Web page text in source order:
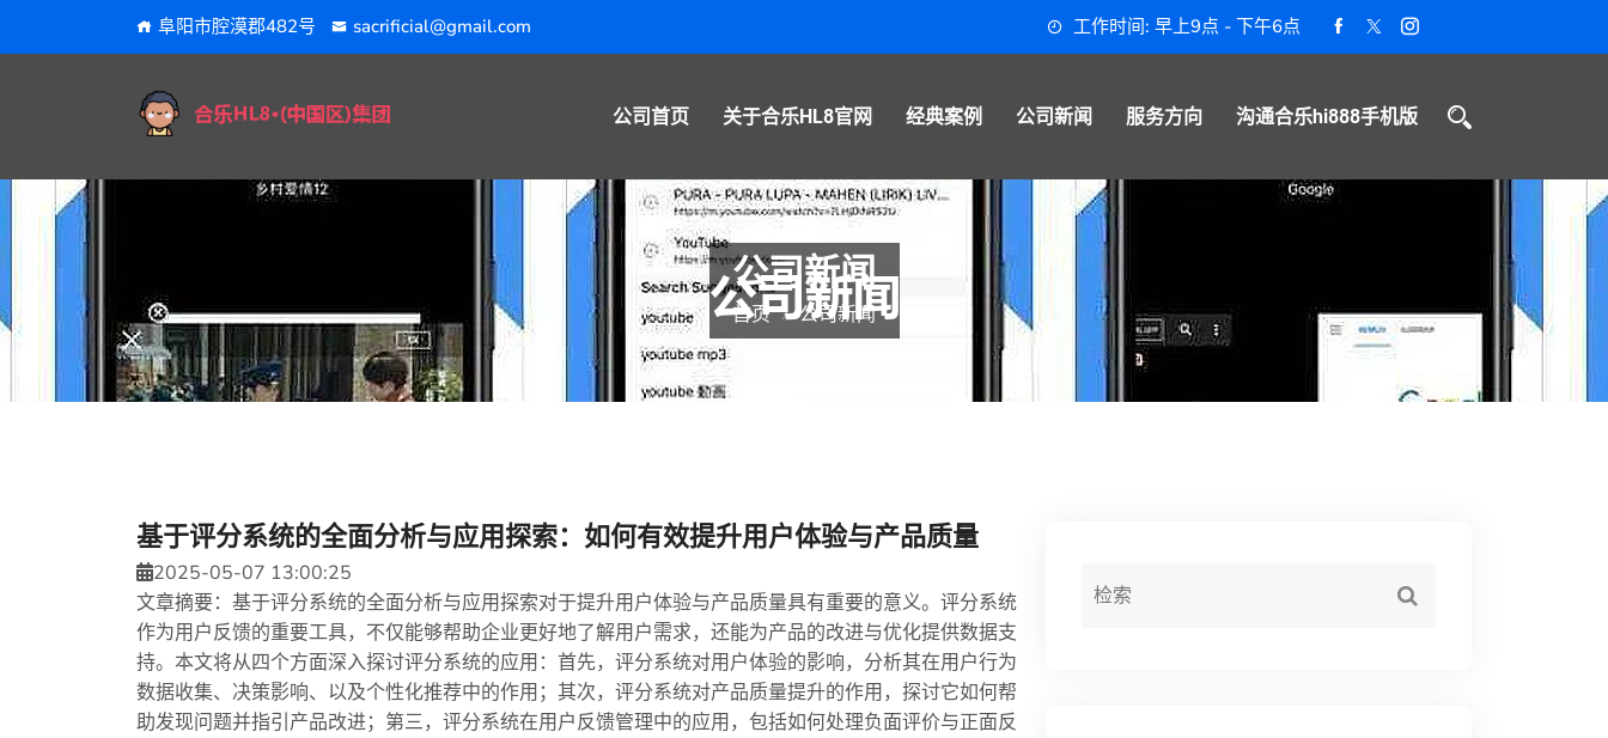
阜阳市腔漠郡482号 sacrificial@gmail.com 工作时间: 早上9点 - 下午6点
公司首页 关于合乐HL8官网 经典案例 公司新闻 服务方向 沟通合乐hi888手机版
公司新闻
首页 公司新闻
基于评分系统的全面分析与应用探索：如何有效提升用户体验与产品质量
2025-05-07 13:00:25
文章摘要：基于评分系统的全面分析与应用探索对于提升用户体验与产品质量具有重要的意义。评分系统
作为用户反馈的重要工具，不仅能够帮助企业更好地了解用户需求，还能为产品的改进与优化提供数据支
持。本文将从四个方面深入探讨评分系统的应用：首先，评分系统对用户体验的影响，分析其在用户行为
数据收集、决策影响、以及个性化推荐中的作用；其次，评分系统对产品质量提升的作用，探讨它如何帮
助发现问题并指引产品改进；第三，评分系统在用户反馈管理中的应用，包括如何处理负面评价与正面反